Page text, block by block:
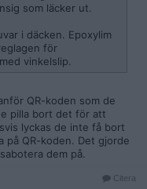
som läcker ut.
i däcken. Epoxylim
för
vinkelslip.
QR-koden som de
pilla bort det för att
lyckas de inte få bort
på QR-koden. Det gjorde
dem på.
Citera